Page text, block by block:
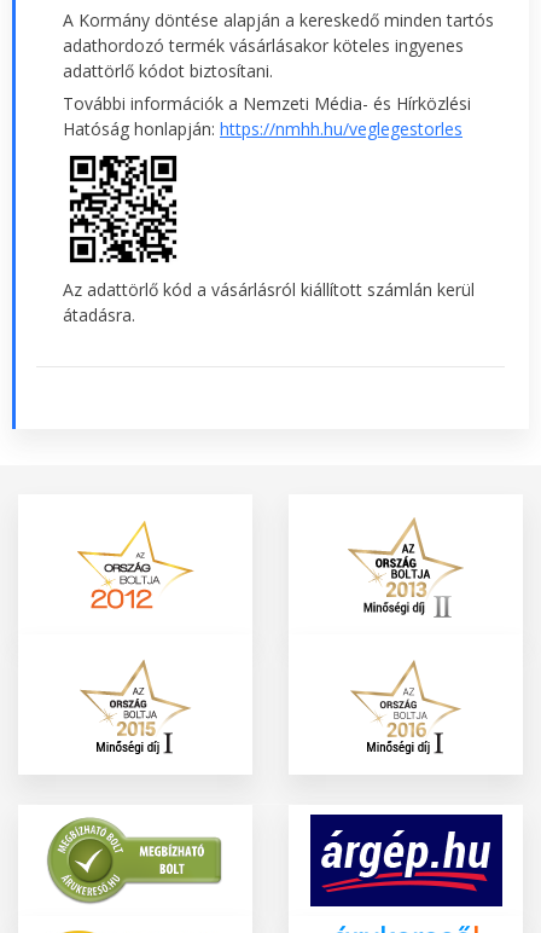
A Kormány döntése alapján a kereskedő minden tartós
adathordozó termék vásárlásakor köteles ingyenes
adattörlő kódot biztosítani.
További információk a Nemzeti Média- és Hírközlési
Hatóság honlapján: https://nmhh.hu/veglegestorles
Az adattörlő kód a vásárlásról kiállított számlán kerül
átadásra.